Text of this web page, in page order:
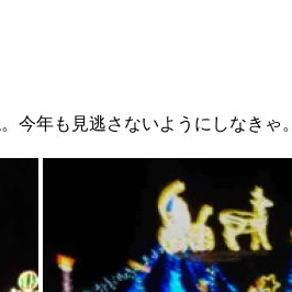
今年も見逃さないようにしなきゃ。